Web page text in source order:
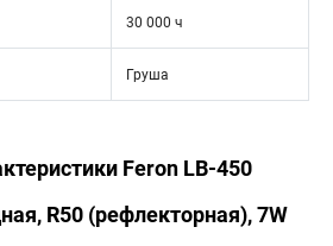
30 000 ч
Груша
Feron LB-450
R50 (рефлекторная), 7W